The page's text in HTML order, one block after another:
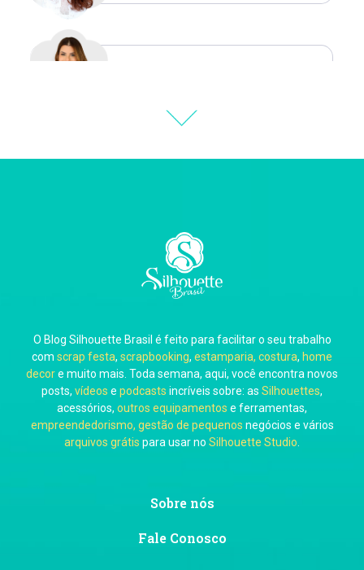
Carla Eschberger
Carol Pessoa
Ju Mirthes
O Blog Silhouette Brasil é feito para facilitar o seu trabalho
com scrap festa, scrapbooking, estamparia, costura, home
decore muito mais. Toda semana, aqui, você encontra novos
posts, vídeos e podcasts incríveis sobre: as Silhouettes,
acessórios, outros equipamentos e ferramentas,
empreendedorismo, gestão de pequenos negócios e vários
arquivos grátis para usar no Silhouette Studio
Sobre nós
Fale Conosco